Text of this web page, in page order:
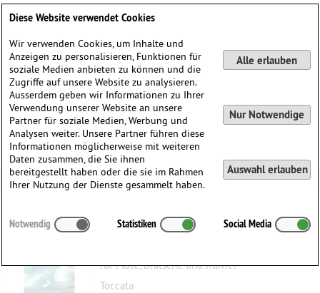
Momente
für Flöte, Bratsche und Klavier
Toccata
Diese Website verwendet Cookies
Wir verwenden Cookies, um Inhalte und
Anzeigen zu personalisieren, Funktionen für
soziale Medien anbieten zu können und die
Zugriffe auf unsere Website zu analysieren.
Ausserdem geben wir Informationen zu Ihrer
Verwendung unserer Website an unsere
Partner für soziale Medien, Werbung und
Analysen weiter. Unsere Partner führen diese
Informationen möglicherweise mit weiteren
Daten zusammen, die Sie ihnen
bereitgestellt haben oder die sie im Rahmen
Ihrer Nutzung der Dienste gesammelt haben.
Alle erlauben
Nur Notwendige
Auswahl erlauben
Notwendig Statistiken Social Media